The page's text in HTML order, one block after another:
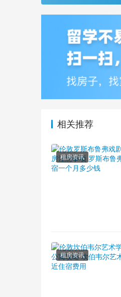
相关推荐
租房资讯
租房资讯